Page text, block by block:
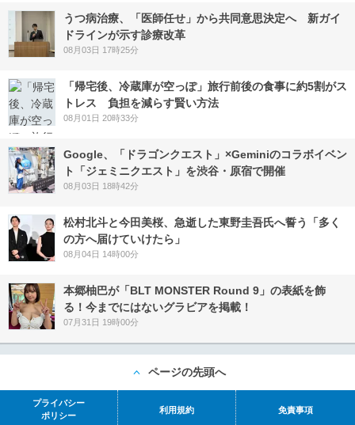
うつ病治療、「医師任せ」から共同意思決定へ 新ガイ
ドラインが示す診療改革
08月03日 17時25分
「帰宅後、冷蔵庫が空っぽ」旅行前後の食事に約5割がス
トレス 負担を減らす賢い方法
08月01日 20時33分
Google、「ドラゴンクエスト」×Geminiのコラボイベン
ト「ジェミニクエスト」を渋谷・原宿で開催
08月03日 18時42分
松村北斗と今田美桜、急逝した東野圭吾氏へ誓う「多く
の方へ届けていけたら」
08月04日 14時00分
本郷柚巴が「BLT MONSTER Round 9」の表紙を飾
る！今までにはないグラビアを掲載！
07月31日 19時00分
ページの先頭へ
プライバシー
ポリシー
利用規約 免責事項